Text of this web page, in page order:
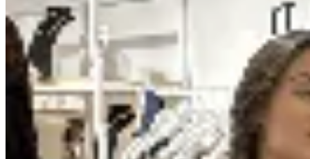
No se lo digas
Vestido Tolero